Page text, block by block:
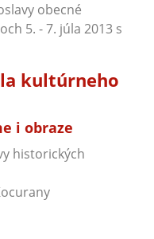
obecné
5. - 7. júla 2013 s
kultúrneho
i obraze
historických